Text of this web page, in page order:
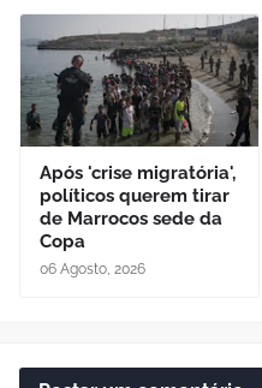
Após 'crise migratória',
políticos querem tirar
de Marrocos sede da
Copa
06 Agosto, 2026